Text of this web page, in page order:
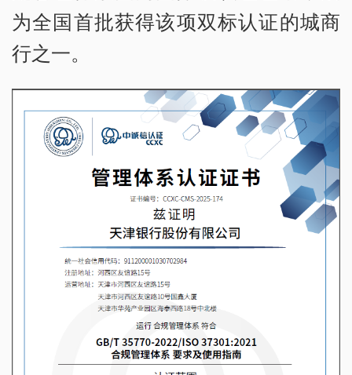
为全国首批获得该项双标认证的城商
行之一。